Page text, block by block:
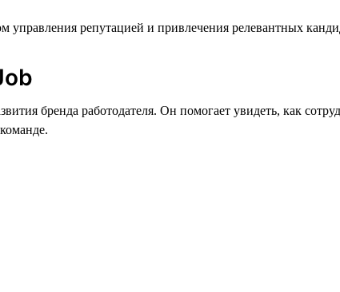
репутацией и привлечения релевантных
бренда работодателя. Он помогает увидеть, как